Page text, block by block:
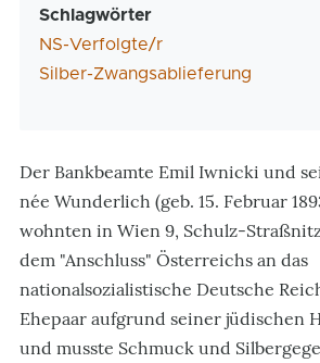
Schlagwörter
NS-Verfolgte/r
Silber-Zwangsablieferung
Der Bankbeamte Emil Iwnicki und
née Wunderlich (geb. 15. Februar
wohnten in Wien 9, Schulz-
dem "Anschluss" Österreichs an das
nationalsozialistische Deutsche
Ehepaar aufgrund seiner jüdischen
und musste Schmuck und